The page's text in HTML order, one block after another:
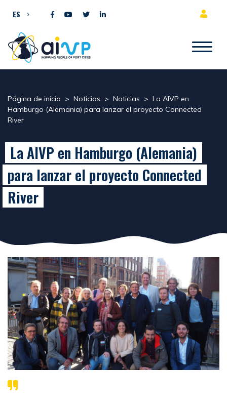
ES
Página de inicio > Noticias > Noticias > La AIVP en
Hamburgo (Alemania) para lanzar el proyecto Connected
River
La AIVP en Hamburgo (Alemania)
para lanzar el proyecto Connected
River